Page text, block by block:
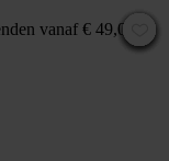
vanaf € 49,00 –